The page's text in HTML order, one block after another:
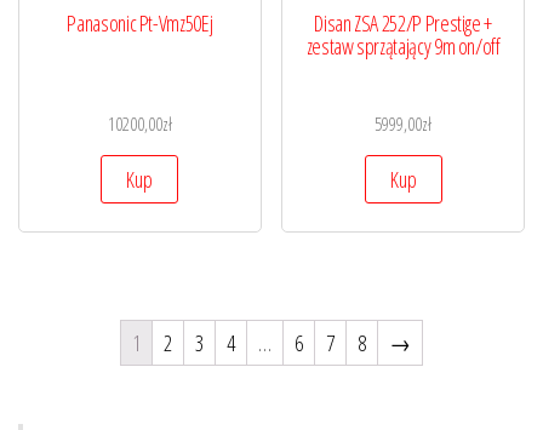
Panasonic Pt-Vmz50Ej
10200,00zł
Kup
Disan ZSA 252/P Prestige +
zestaw sprzątający 9m on/off
5999,00zł
Kup
1 2 3 4 … 6 7 8 →